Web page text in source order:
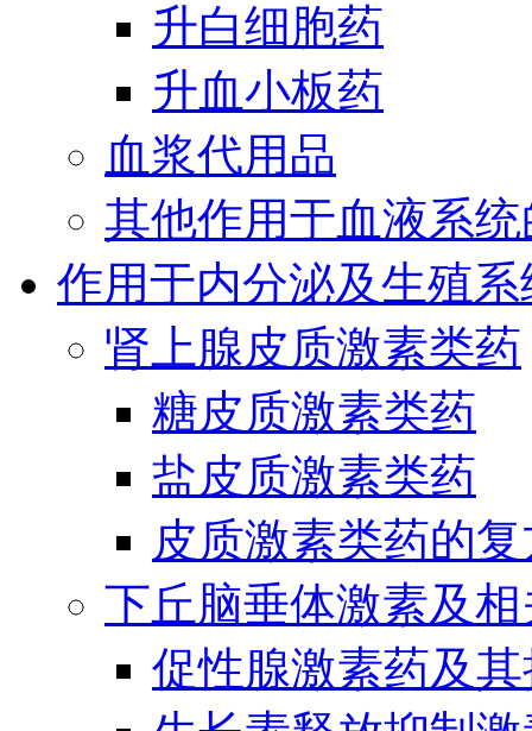
升白细胞药
升血小板药
血浆代用品
其他作用于血液系
作用于内分泌及生殖
肾上腺皮质激素类药
糖皮质激素类药
盐皮质激素类药
皮质激素类药的
下丘脑垂体激素及
促性腺激素药及